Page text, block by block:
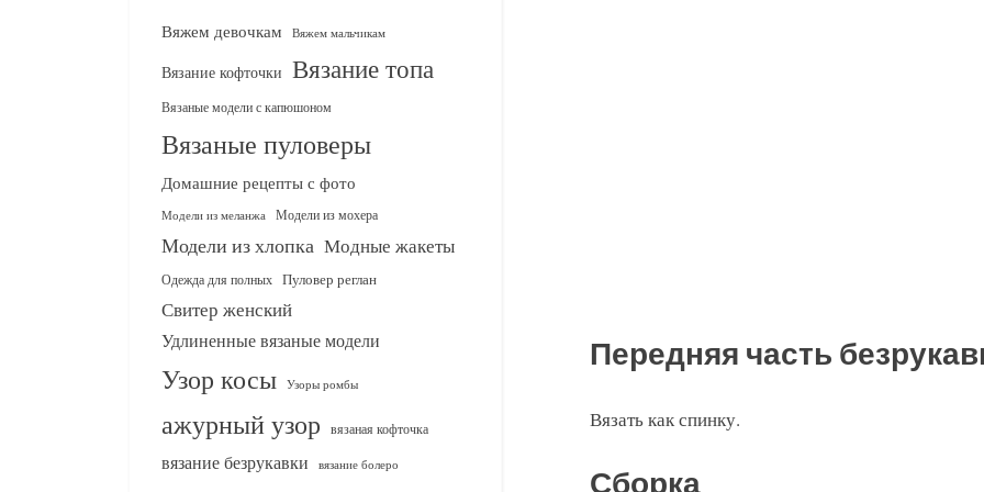
Передняя часть
Вязать как спинку.
Сборка
Вяжем девочкам Вяжем мальчикам
Вязание кофточки Вязание топа
Вязаные модели с капюшоном
Вязаные пуловеры
Домашние рецепты с фото
Модели из меланжа Модели из мохера
Модели из хлопка Модные жакеты
Одежда для полных Пуловер реглан
Свитер женский
Удлиненные вязаные модели
Узор косы Узоры ромбы
ажурный узор вязаная кофточка
вязание безрукавки вязание болеро